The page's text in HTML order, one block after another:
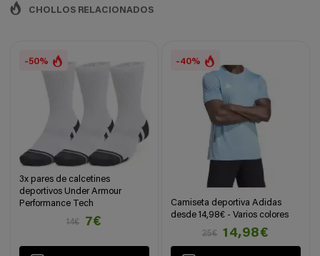
CHOLLOS RELACIONADOS
-50%
3x pares de calcetines
deportivos Under Armour
Performance Tech
14€
7€
-40%
Camiseta deportiva Adidas
desde 14,98€ - Varios colores
25€
14,98€